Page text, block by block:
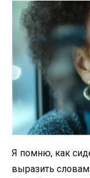
Я помню, как
выразить